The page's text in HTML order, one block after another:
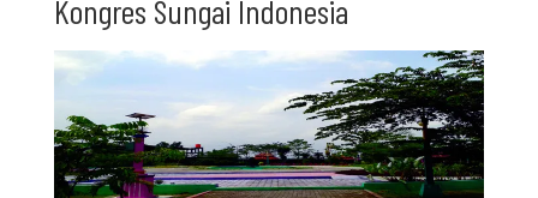
Kongres Sungai Indonesia